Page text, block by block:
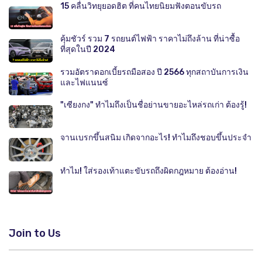
15 คลื่นวิทยุยอดฮิต ที่คนไทยนิยมฟังตอนขับรถ
คุ้มชัวร์ รวม 7 รถยนต์ไฟฟ้า ราคาไม่ถึงล้าน ที่น่าซื้อ
ที่สุดในปี 2024
รวมอัตราดอกเบี้ยรถมือสอง ปี 2566 ทุกสถาบันการเงิน
และไฟแนนซ์
"เซียงกง" ทำไมถึงเป็นชื่อย่านขายอะไหล่รถเก่า ต้องรู้!
จานเบรกขึ้นสนิม เกิดจากอะไร! ทำไมถึงชอบขึ้นประจำ
ทำไม! ใส่รองเท้าแตะขับรถถึงผิดกฎหมาย ต้องอ่าน!
Join to Us